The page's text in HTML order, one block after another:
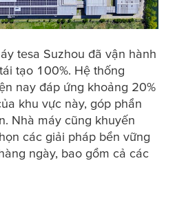
tesa Suzhou đã vận hành
tạo 100%. Hệ thống
nay đáp ứng khoảng 20%
khu vực này, góp phần
Nhà máy cũng khuyến
các giải pháp bền vững
ngày, bao gồm cả các